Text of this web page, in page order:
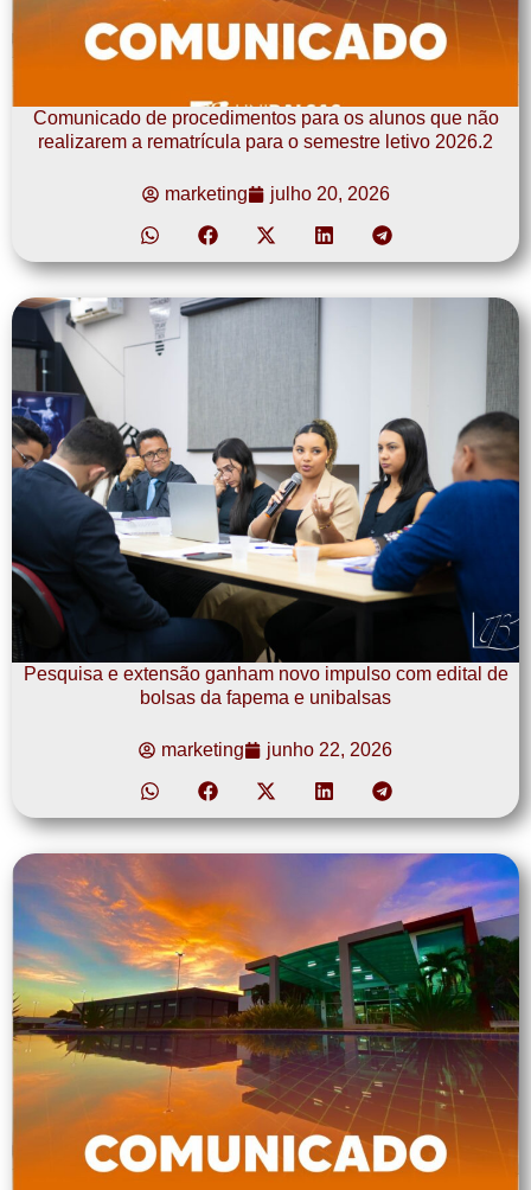
Comunicado de procedimentos para os alunos que não
realizarem a rematrícula para o semestre letivo 2026.2
marketing julho 20, 2026
Pesquisa e extensão ganham novo impulso com edital de
bolsas da fapema e unibalsas
marketing junho 22, 2026